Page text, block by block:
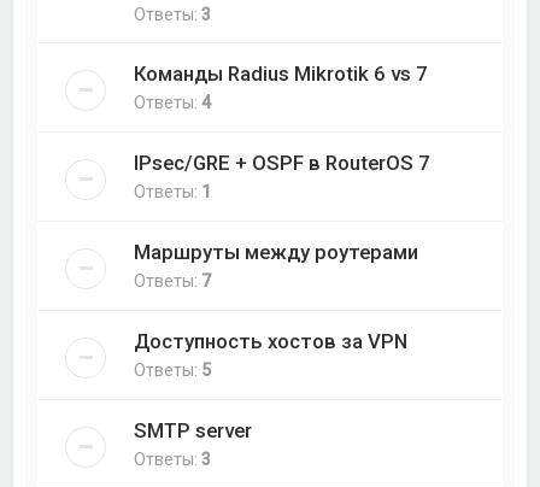
Ответы:3
Команды Radius Mikrotik 6 vs 7
Ответы:4
IPsec/GRE + OSPF в RouterOS 7
Ответы: 1
Маршруты между роутерами
Ответы: 7
Доступность хостов за VPN
Ответы: 5
SMTP server
Ответы:3